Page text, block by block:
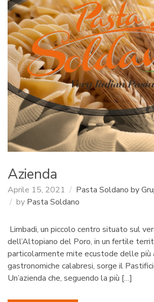
:
Azienda
Aprile 15, 2021
Pasta Soldano by
by Pasta Soldano
Limbadi, un piccolo centro situato sul
dell’Altopiano del Poro, in un fertile
particolarmente mite ecustode delle più
gastronomiche calabresi, sorge il
Un’azienda che, seguendo la più […]